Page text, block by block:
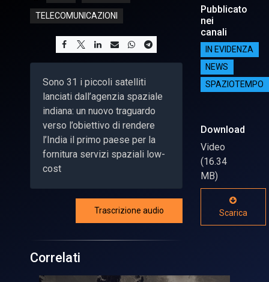
TELECOMUNICAZIONI
Sono 31 i piccoli satelliti
lanciati dall’agenzia spaziale
indiana: un nuovo traguardo
verso l’obiettivo di rendere
l’India il primo paese per la
fornitura servizi spaziali low-
cost
Trascrizione audio
Pubblicato
nei
canali
IN EVIDENZA
NEWS
SPAZIOTEMPO
Download
Video
(16.34
MB)
Scarica
Correlati